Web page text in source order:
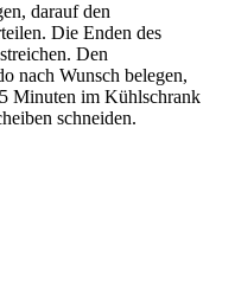
darauf den
Die Enden des
Den
nach Wunsch belegen,
Minuten im Kühlschrank
schneiden.